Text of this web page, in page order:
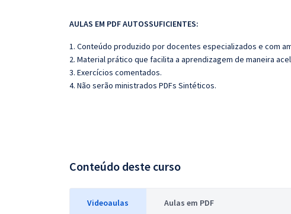
AULAS EM PDF AUTOSSUFICIENTES:
1. Conteúdo produzido por docentes especializados e com
2. Material prático que facilita a aprendizagem de maneira
3. Exercícios comentados.
4. Não serão ministrados PDFs Sintéticos.
Conteúdo deste curso
Videoaulas Aulas em PDF